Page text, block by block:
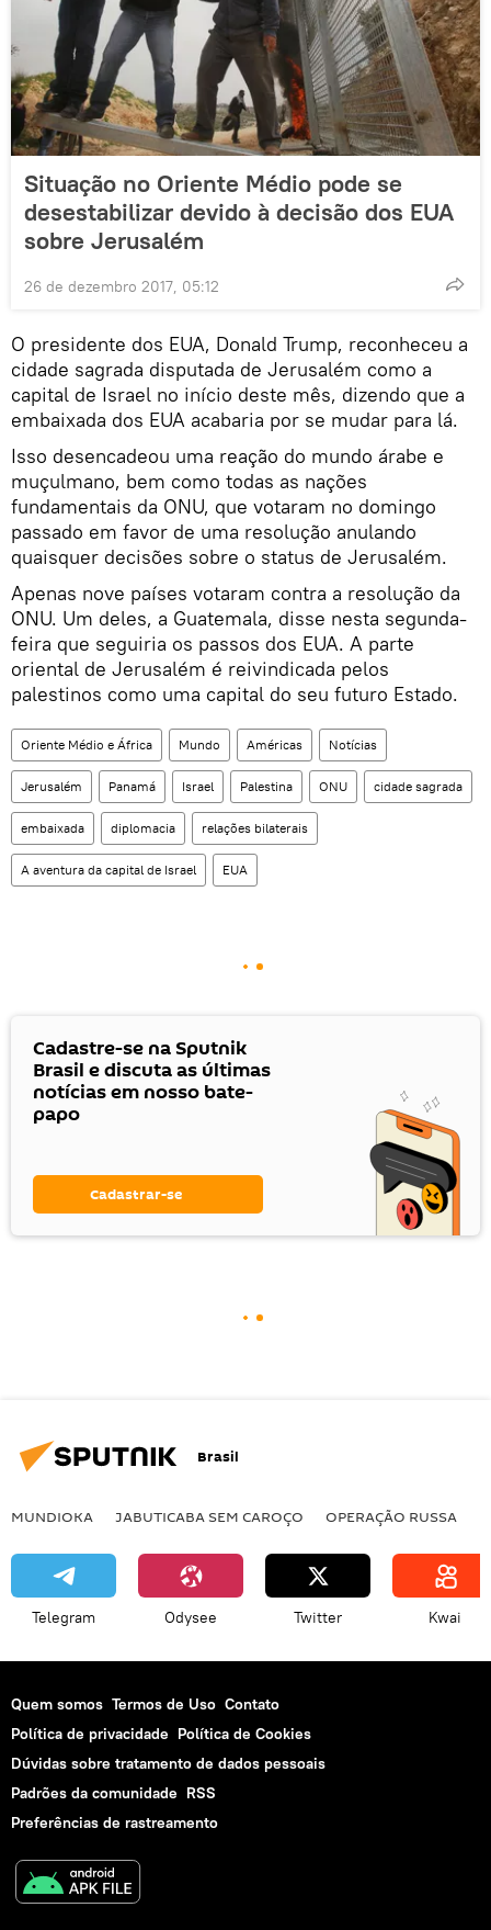
Situação no Oriente Médio pode se
desestabilizar devido à decisão dos EUA
sobre Jerusalém
26 de dezembro 2017, 05:12
O presidente dos EUA, Donald Trump, reconheceu a
cidade sagrada disputada de Jerusalém como a
capital de Israel no início deste mês, dizendo que a
embaixada dos EUA acabaria por se mudar para lá.
Isso desencadeou uma reação do mundo árabe e
muçulmano, bem como todas as nações
fundamentais da ONU, que votaram no domingo
passado em favor de uma resolução anulando
quaisquer decisões sobre o status de Jerusalém.
Apenas nove países votaram contra a resolução da
ONU. Um deles, a Guatemala, disse nesta segunda-
feira que seguiria os passos dos EUA. A parte
oriental de Jerusalém é reivindicada pelos
palestinos como uma capital do seu futuro Estado.
Oriente Médio e África Mundo Américas Notícias
Jerusalém Panamá Israel Palestina ONU cidade sagrada
embaixada diplomacia relações bilaterais
A aventura da capital de Israel EUA
Cadastre-se na Sputnik
Brasil e discuta as últimas
notícias em nosso bate-
papo
Cadastrar-se
Brasil
MUNDIOKA JABUTICABA SEM CAROÇO OPERAÇÃO RUSSA
Telegram Odysee Twitter Kwai
Quem somos Termos de Uso Contato
Política de privacidade Política de Cookies
Dúvidas sobre tratamento de dados pessoais
Padrões da comunidade RSS
Preferências de rastreamento